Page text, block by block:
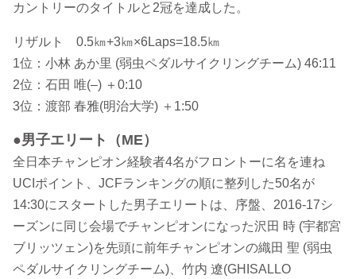
カントリーのタイトルと2冠を達成した。
リザルト 0.5㎞+3㎞×6Laps=18.5㎞
1位：小林 あか里 (弱虫ペダルサイクリングチーム) 46:11
2位：石田 唯(–) ＋0:10
3位：渡部 春雅(明治大学) ＋1:50
●男子エリート（ME）
全日本チャンピオン経験者4名がフロントーに名を連ね
UCIポイント、JCFランキングの順に整列した50名が
14:30にスタートした男子エリートは、序盤、2016-17シ
ーズンに同じ会場でチャンピオンになった沢田 時 (宇都宮
ブリッツェン)を先頭に前年チャンピオンの織田 聖 (弱虫
ペダルサイクリングチーム)、竹内 遼(GHISALLO